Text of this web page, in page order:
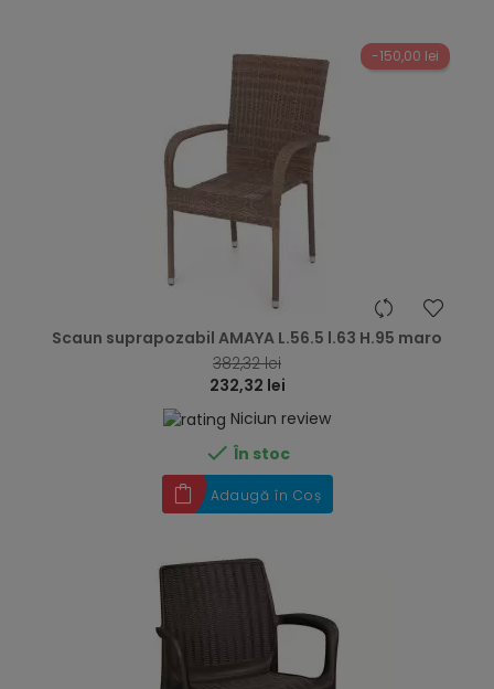
-150,00 lei
Scaun suprapozabil AMAYA L.56.5 l.63 H.95 maro
382,32 lei
232,32 lei
Niciun review
 În stoc
Adaugă în Coș